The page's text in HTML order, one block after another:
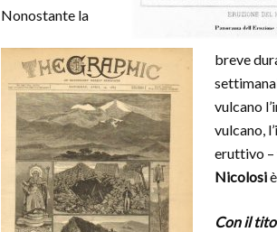
Nonostante la
breve
vulcano
vulcano,
eruttivo –
Nicolosi
Con il